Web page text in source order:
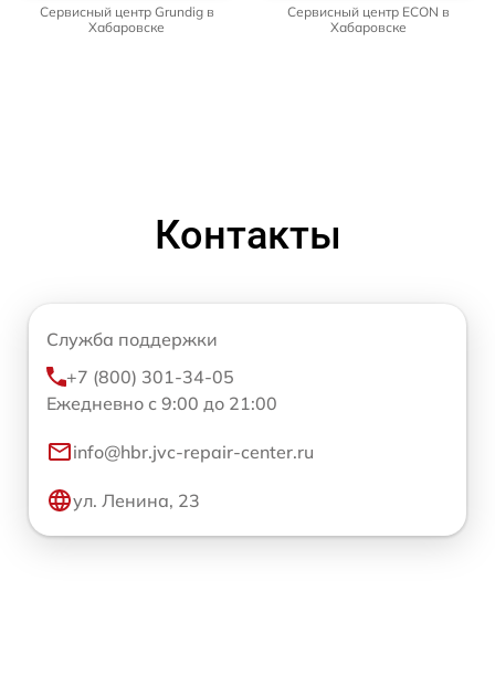
Сервисный центр Grundig в
Хабаровске
Сервисный центр ECON в
Хабаровске
Контакты
Служба поддержки
+7 (800) 301-34-05
Ежедневно с 9:00 до 21:00
info@hbr.jvc-repair-center.ru
ул. Ленина, 23